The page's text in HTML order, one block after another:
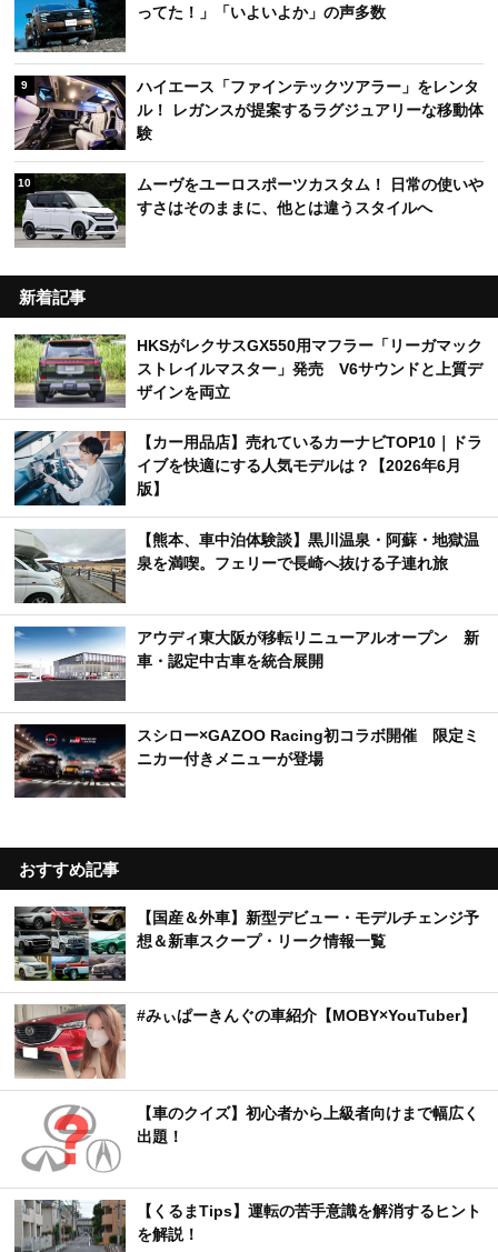
ってた！」「いよいよか」の声多数
9
ハイエース「ファインテックツアラー」をレンタ
ル！ レガンスが提案するラグジュアリーな移動体
験
10
ムーヴをユーロスポーツカスタム！ 日常の使いや
すさはそのままに、他とは違うスタイルへ
新着記事
HKSがレクサスGX550用マフラー「リーガマック
ストレイルマスター」発売 V6サウンドと上質デ
ザインを両立
【カー用品店】売れているカーナビTOP10｜ドラ
イブを快適にする人気モデルは？【2026年6月
版】
【熊本、車中泊体験談】黒川温泉・阿蘇・地獄温
泉を満喫。フェリーで長崎へ抜ける子連れ旅
アウディ東大阪が移転リニューアルオープン 新
車・認定中古車を統合展開
スシロー×GAZOO Racing初コラボ開催 限定ミ
ニカー付きメニューが登場
おすすめ記事
【国産＆外車】新型デビュー・モデルチェンジ予
想＆新車スクープ・リーク情報一覧
#みぃぱーきんぐの車紹介【MOBY×YouTuber】
【車のクイズ】初心者から上級者向けまで幅広く
出題！
【くるまTips】運転の苦手意識を解消するヒント
を解説！